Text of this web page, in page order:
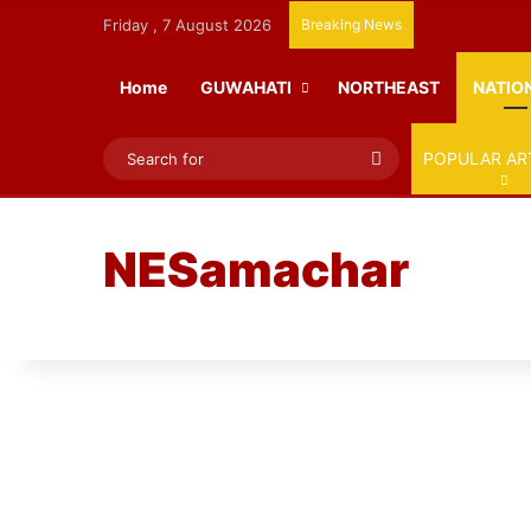
Friday , 7 August 2026 Breaking News
Home GUWAHATI NORTHEAST
Search
for
POPULAR
NESamachar